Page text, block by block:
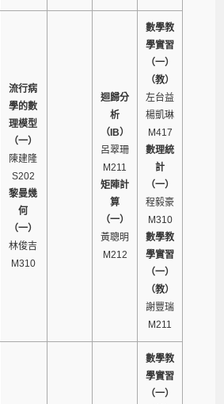
流行病
學的數
理模型
（一）
陳建隆
S202
黎曼幾
何
（一）
林俊吉
M310
迴歸分
析
（IB）
呂翠珊
M211
矩陣計
算
（一）
黃聰明
M212
數學教
學實習
（一）
（教）
左台益
楊凱琳
M417
數理統
計
（一）
程毅豪
M310
數學教
學實習
（一）
（教）
謝豐瑞
M211
數學教
學實習
（一）